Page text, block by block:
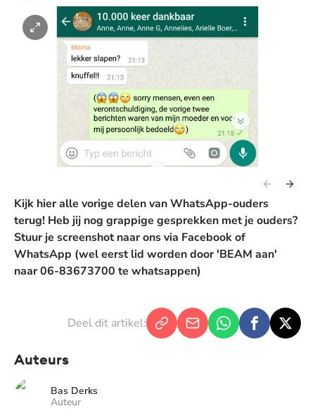
Kijk hier alle vorige delen van WhatsApp-ouders
terug! Heb jij nog grappige gesprekken met je ouders?
Stuur je screenshot naar ons via Facebook of
WhatsApp (wel eerst lid worden door 'BEAM aan'
naar06-83673700 te whatsappen)
Deel dit artikel:
Auteurs
Bas Derks
Auteur